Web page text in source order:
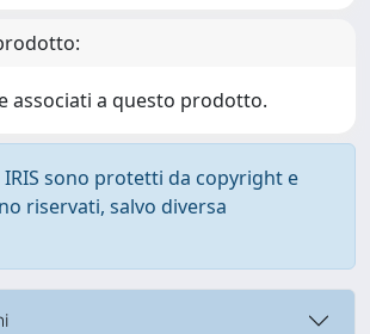
associati a questo prodotto.
sono protetti da copyright e
riservati, salvo diversa